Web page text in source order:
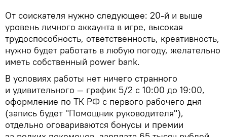
От соискателя нужно следующее: 20-й и выше
уровень личного аккаунта в игре, высокая
трудоспособность, ответственность, креативность,
нужно будет работать в любую погоду, желательно
иметь собственный power bank.
В условиях работы нет ничего странного
и удивительного — график 5/2 с 10:00 до 19:00,
оформление по ТК РФ с первого рабочего дня
(запись будет "Помощник руководителя"),
отдельно оговариваются бонусы и премии